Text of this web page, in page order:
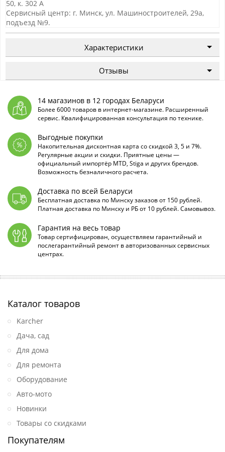
50, к. 302 А
Сервисный центр: г. Минск, ул. Машиностроителей, 29а,
подъезд №9.
Характеристики
Отзывы
14 магазинов в 12 городах Беларуси
Более 6000 товаров в интернет-магазине. Расширенный
сервис. Квалифицированная консультация по технике.
Выгодные покупки
Накопительная дисконтная карта со скидкой 3, 5 и 7%.
Регулярные акции и скидки. Приятные цены —
официальный импортёр MTD, Stiga и других брендов.
Возможность безналичного расчета.
Доставка по всей Беларуси
Бесплатная доставка по Минску заказов от 150 рублей.
Платная доставка по Минску и РБ от 10 рублей. Самовывоз.
Гарантия на весь товар
Товар сертифицирован, осуществляем гарантийный и
послегарантийный ремонт в авторизованных сервисных
центрах.
Каталог товаров
Karcher
Дача, сад
Для дома
Для ремонта
Оборудование
Авто-мото
Новинки
Товары со скидками
Покупателям